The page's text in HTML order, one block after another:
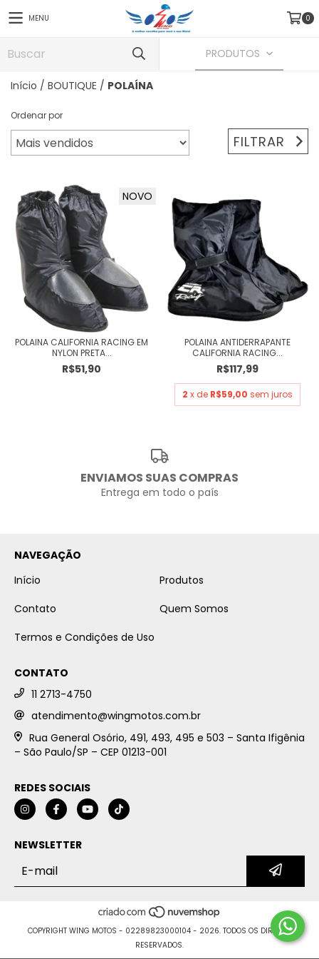
MENU 0
PRODUTOS
Início / BOUTIQUE / POLAÍNA
Ordenar por
FILTRAR
NOVO
POLAINA CALIFORNIA RACING EM
NYLON PRETA...
R$51,90
POLAINA ANTIDERRAPANTE
CALIFORNIA RACING...
R$117,99
2 x de R$59,00 sem juros
ENVIAMOS SUAS COMPRAS
Entrega em todo o país
NAVEGAÇÃO
Início
Produtos
Contato
Quem Somos
Termos e Condições de Uso
CONTATO
11 2713-4750
atendimento@wingmotos.com.br
Rua General Osório, 491, 493, 495 e 503 – Santa Ifigênia
– São Paulo/SP – CEP 01213-001
REDES SOCIAIS
NEWSLETTER
COPYRIGHT WING MOTOS - 02289823000104 - 2026. TODOS OS DIREITOS
RESERVADOS.